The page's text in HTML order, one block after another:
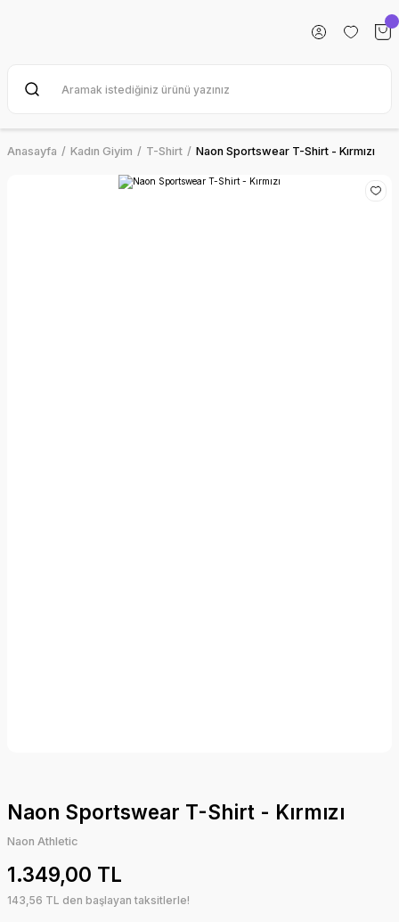
Anasayfa Kadın Giyim T-Shirt Naon Sportswear T-Shirt - Kırmızı
Naon Sportswear T-Shirt - Kırmızı
Naon Athletic
1.349,00 TL
143,56 TL den başlayan taksitlerle!